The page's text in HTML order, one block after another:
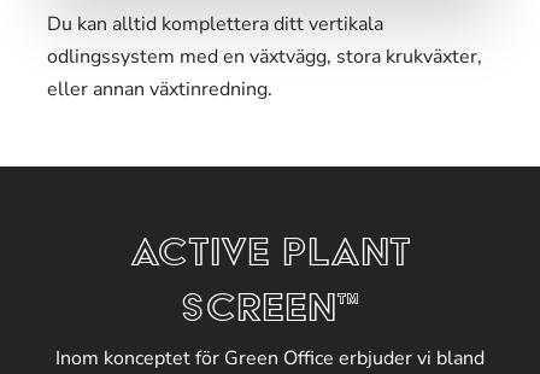
Du kan alltid komplettera ditt vertikala
odlingssystem med en växtvägg, stora krukväxter,
eller annan växtinredning.
ACTIVE PLANT
SCREEN™
Inom konceptet för Green Office erbjuder vi bland